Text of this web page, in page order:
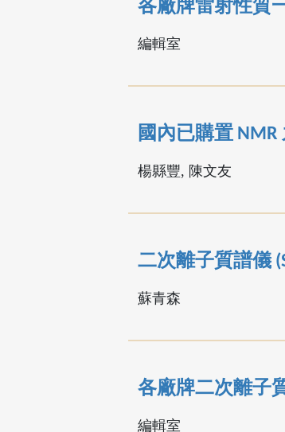
各廠牌雷射性質
編輯室
國內已購置
楊縣豐, 陳文友
二次離子質譜儀
蘇青森
各廠牌二次離子
編輯室